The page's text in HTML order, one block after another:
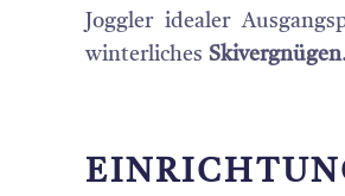
Joggler idealer
winterliches Skivergnügen.